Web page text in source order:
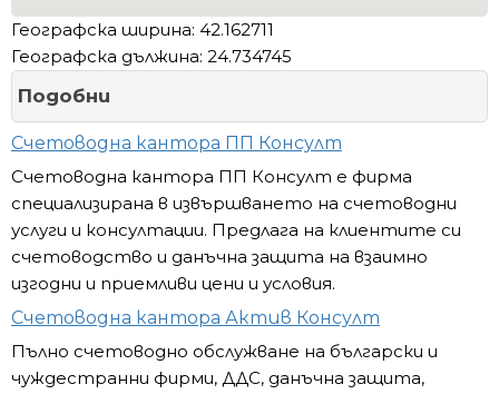
Географска ширина: 42.162711
Географска дължина: 24.734745
Подобни
Счетоводна кантора ПП Консулт
Счетоводна кантора ПП Консулт е фирма
специализирана в извършването на счетоводни
услуги и консултации. Предлага на клиентите си
счетоводство и данъчна защита на взаимно
изгодни и приемливи цени и условия.
Счетоводна кантора Актив Консулт
Пълно счетоводно обслужване на български и
чуждестранни фирми, ДДС, данъчна защита,